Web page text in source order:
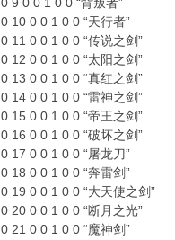
0 10 0 0 1 0 0 “天行者”
0 11 0 0 1 0 0 “传说之剑”
0 12 0 0 1 0 0 “太阳之剑”
0 13 0 0 1 0 0 “真红之剑”
0 14 0 0 1 0 0 “雷神之剑”
0 15 0 0 1 0 0 “帝王之剑”
0 16 0 0 1 0 0 “破坏之剑”
0 17 0 0 1 0 0 “屠龙刀”
0 18 0 0 1 0 0 “奔雷剑”
0 19 0 0 1 0 0 “大天使之剑”
0 20 0 0 1 0 0 “断月之光”
0 21 0 0 1 0 0 “魔神剑”